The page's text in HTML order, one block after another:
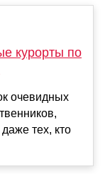
курорты по
очевидных
тех, кто